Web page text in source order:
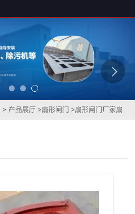
> 产品展厅 >扇形闸门 >扇形闸门厂家扇